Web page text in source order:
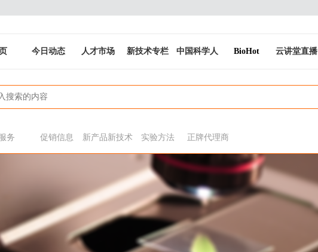
今日动态 人才市场 新技术专栏 中国科学人 BioHot 云讲堂直播
务 促销信息 新产品新技术 实验方法 正牌代理商